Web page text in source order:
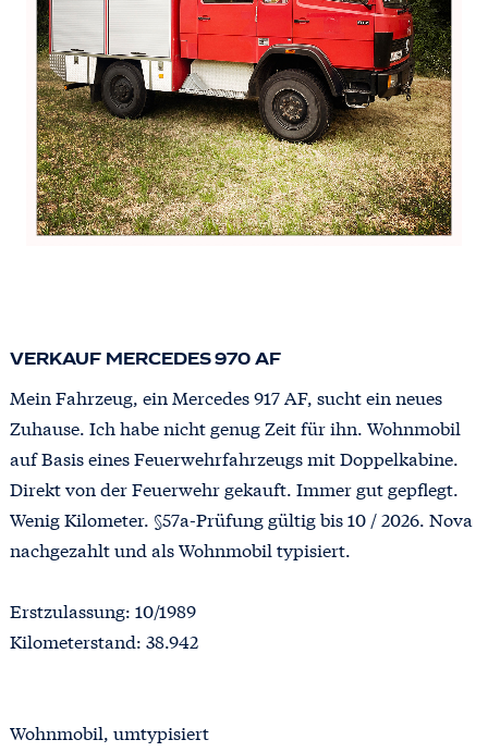
VERKAUF MERCEDES 970 AF
Mein Fahrzeug, ein Mercedes 917 AF, sucht ein neues
Zuhause. Ich habe nicht genug Zeit für ihn. Wohnmobil
auf Basis eines Feuerwehrfahrzeugs mit Doppelkabine.
Direkt von der Feuerwehr gekauft. Immer gut gepflegt.
Wenig Kilometer. §57a-Prüfung gültig bis 10 / 2026. Nova
nachgezahlt und als Wohnmobil typisiert.
Erstzulassung: 10/1989
Kilometerstand: 38.942
Wohnmobil, umtypisiert